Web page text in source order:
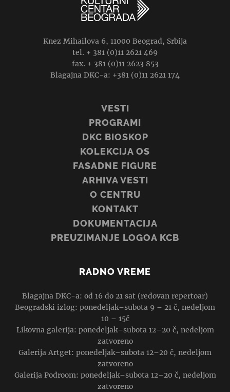
Knez Mihailova 6, 11000 Beograd, Srbija
tel. + 381 (0)11 2621 469
fax. + 381 (0)11 2623 853
Blagajna DKC-a: +381 (0)11 2621 174
VESTI
PROGRAMI
DKC BIOSKOP
KOLEKCIJA OS
FASADNE FIGURE
ARHIVA VESTI
O CENTRU
KONTAKT
DOKUMENTACIJA
PREUZIMANJE LOGOA KCB
RADNO VREME
Blagajna DKC-a: od 16 do 21 sat (redovan repertoar)
Beogradski izlog: ponedeljak–subota 9 – 21 č, nedeljom
10 – 15č
Likovna galerija: ponedeljak–subota 12–20 č, nedeljom
zatvoreno
Galerija Artget: ponedeljak–subota 12–20 č, nedeljom
zatvoreno
Galerija Podroom: ponedeljak–subota 12–20 č, nedeljom
zatvoreno